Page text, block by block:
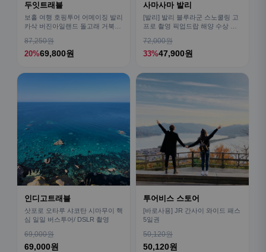
두잇트래블
보홀 여행 호핑투어 어메이징 발리
카삭 버진아일랜드 돌고래 거북이
87,250원
20%69,800원
사마사마 발리
[발리] 발리 블루라군 스노쿨링 고
프로 촬영 픽업드랍 해양 수상 액
72,000원
33%47,900원
인디고트래블
삿포로 오타루 샤코탄 시마무이 핵
심 일일 버스투어/ DSLR 촬영
69,000원
69,000원
투어비스 스토어
[바로사용] JR 간사이 와이드 패스
5일권
50,120원
50,120원